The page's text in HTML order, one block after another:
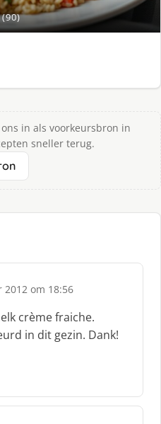
ons in als voorkeursbron in
sneller terug.
2012 om 18:56
crème fraiche.
in dit gezin. Dank!